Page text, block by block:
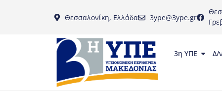
Θεσσαλονίκη, Ελλάδα 3ype@3ype.gr
3η ΥΠΕ Δ/